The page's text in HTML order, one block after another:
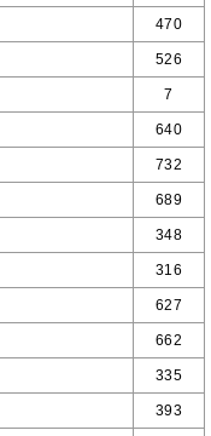
470
526
7
640
732
689
348
316
627
662
335
393